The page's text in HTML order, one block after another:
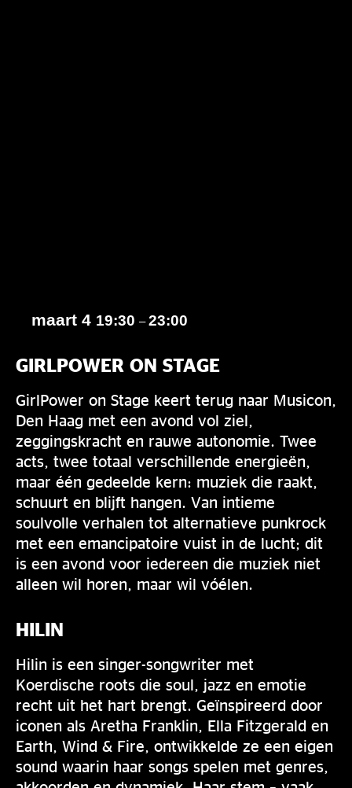
maart 4 19:30 –23:00
GIRLPOWER ON STAGE
GirlPower on Stage keert terug naar Musicon,
Den Haag met een avond vol ziel,
zeggingskracht en rauwe autonomie. Twee
acts, twee totaal verschillende energieën,
maar één gedeelde kern: muziek die raakt,
schuurt en blijft hangen. Van intieme
soulvolle verhalen tot alternatieve punkrock
met een emancipatoire vuist in de lucht; dit
is een avond voor iedereen die muziek niet
alleen wil horen, maar wil vóélen.
HILIN
Hilin is een singer-songwriter met
Koerdische roots die soul, jazz en emotie
recht uit het hart brengt. Geïnspireerd door
iconen als Aretha Franklin, Ella Fitzgerald en
Earth, Wind & Fire, ontwikkelde ze een eigen
sound waarin haar songs spelen met genres,